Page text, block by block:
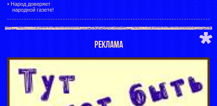
• Народ доверяет
народной газете!
РЕКЛАМА